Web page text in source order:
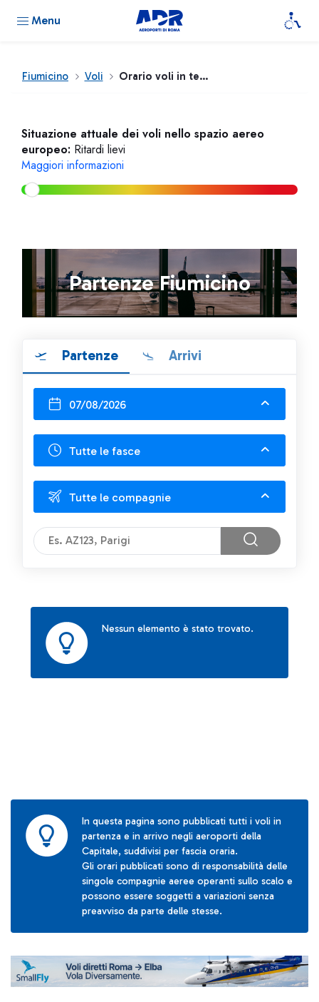
Menu
Fiumicino Voli Orario voli in tempo reale
Situazione attuale dei voli nello spazio aereo
europeo: Ritardi lievi
Maggiori informazioni
Partenze Fiumicino
Partenze Arrivi
07/08/2026
Tutte le fasce
Tutte le compagnie
Nessun elemento è stato trovato.
In questa pagina sono pubblicati tutti i voli in
partenza e in arrivo negli aeroporti della
Capitale, suddivisi per fascia oraria.
Gli orari pubblicati sono di responsabilità delle
singole compagnie aeree operanti sullo scalo e
possono essere soggetti a variazioni senza
preavviso da parte delle stesse.